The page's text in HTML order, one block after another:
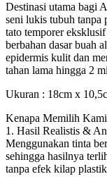
Destinasi utama bagi
seni lukis tubuh tanpa
tato temporer
berbahan dasar buah
epidermis kulit dan
tahan lama hingga 2
Ukuran : 18cm x
Kenapa Memilih
1. Hasil Realistis &
Menggunakan tinta
sehingga hasilnya
tanpa efek kilap